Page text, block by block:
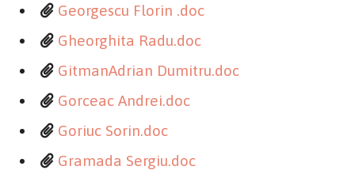
Georgescu Florin .doc
Gheorghita Radu.doc
GitmanAdrian Dumitru.doc
Gorceac Andrei.doc
Goriuc Sorin.doc
Gramada Sergiu.doc